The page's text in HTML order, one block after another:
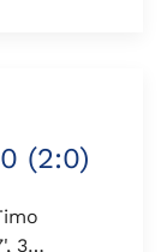
(2:0)
3…